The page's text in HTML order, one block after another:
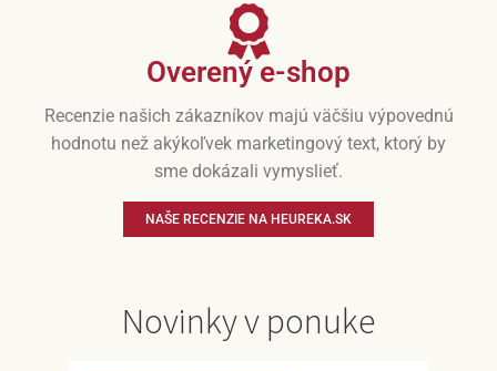
Overený e-shop
Recenzie našich zákazníkov majú väčšiu výpovednú
hodnotu než akýkoľvek marketingový text, ktorý by
sme dokázali vymyslieť.
NAŠE RECENZIE NA HEUREKA.SK
Novinky v ponuke